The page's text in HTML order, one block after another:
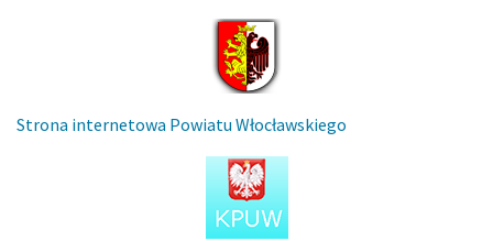
Strona internetowa Powiatu Włocławskiego